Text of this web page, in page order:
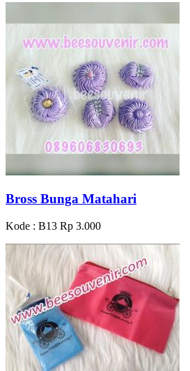
Bross Bunga Matahari
Kode : B13 Rp 3.000